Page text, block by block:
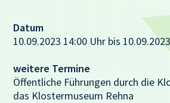
Datum
10.09.2023 14:00 Uhr bis
weitere Termine
Öffentliche Führungen durch die
das Klostermuseum Rehna